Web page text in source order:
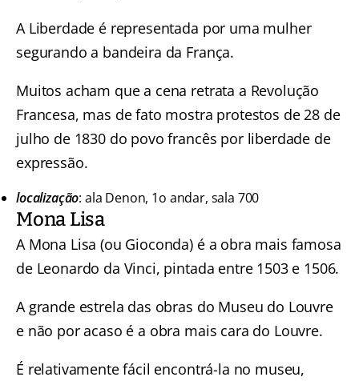
A Liberdade é representada por uma mulher
segurando a bandeira da França.
Muitos acham que a cena retrata a Revolução
Francesa, mas de fato mostra protestos de 28 de
julho de 1830 do povo francês por liberdade de
expressão.
localização: ala Denon, 1o andar, sala 700
Mona Lisa
A Mona Lisa (ou Gioconda) é a obra mais famosa
de Leonardo da Vinci, pintada entre 1503 e 1506.
A grande estrela das obras do Museu do Louvre
e não por acaso é a obra mais cara do Louvre.
É relativamente fácil encontrá-la no museu,